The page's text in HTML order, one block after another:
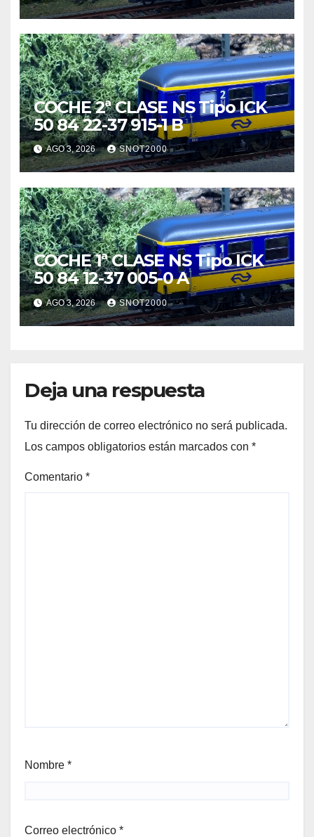
COCHE 2ª CLASE NS Tipo ICK
50 84 22-37 915-1 B
AGO 3, 2026 SNOT2000
COCHE 1ª CLASE NS Tipo ICK
50 84 12-37 005-0 A
AGO 3, 2026 SNOT2000
Deja una respuesta
Tu dirección de correo electrónico no será publicada.
Los campos obligatorios están marcados con *
Comentario *
Nombre *
Correo electrónico *